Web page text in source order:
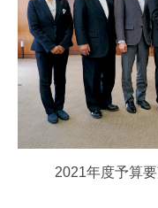
2021年度予算